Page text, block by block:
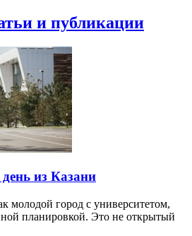
и публикации
из Казани
молодой город с университетом,
планировкой. Это не открытый